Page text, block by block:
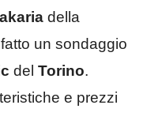
della
un sondaggio
del Torino.
e prezzi